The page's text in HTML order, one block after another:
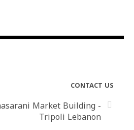
CONTACT US
Market Building -
Tripoli Lebanon